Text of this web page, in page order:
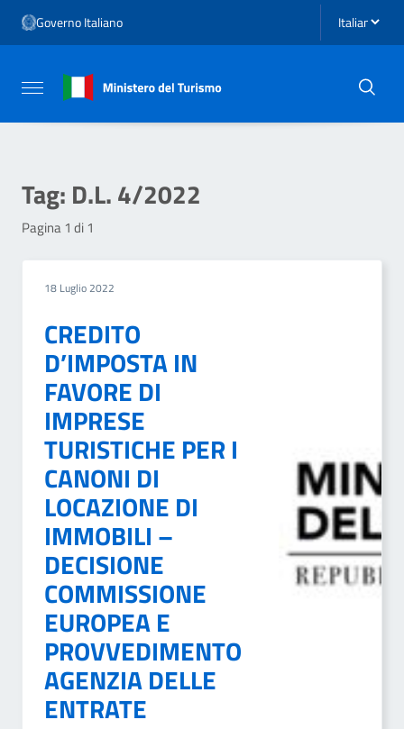
Vai al menu di navigazione
Vai al footer
Governo Italiano Seleziona
Attiva / disattiva la navigazione
Tag: D.L. 4/2022
Pagina 1 di 1
18 Luglio 2022
CREDITO
D’IMPOSTA IN
FAVORE DI
IMPRESE
TURISTICHE PER I
CANONI DI
LOCAZIONE DI
IMMOBILI –
DECISIONE
COMMISSIONE
EUROPEA E
PROVVEDIMENTO
AGENZIA DELLE
ENTRATE